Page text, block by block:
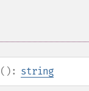
(): string